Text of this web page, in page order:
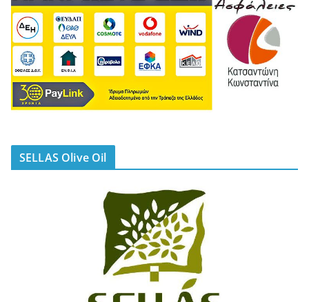
SELLAS Olive Oil